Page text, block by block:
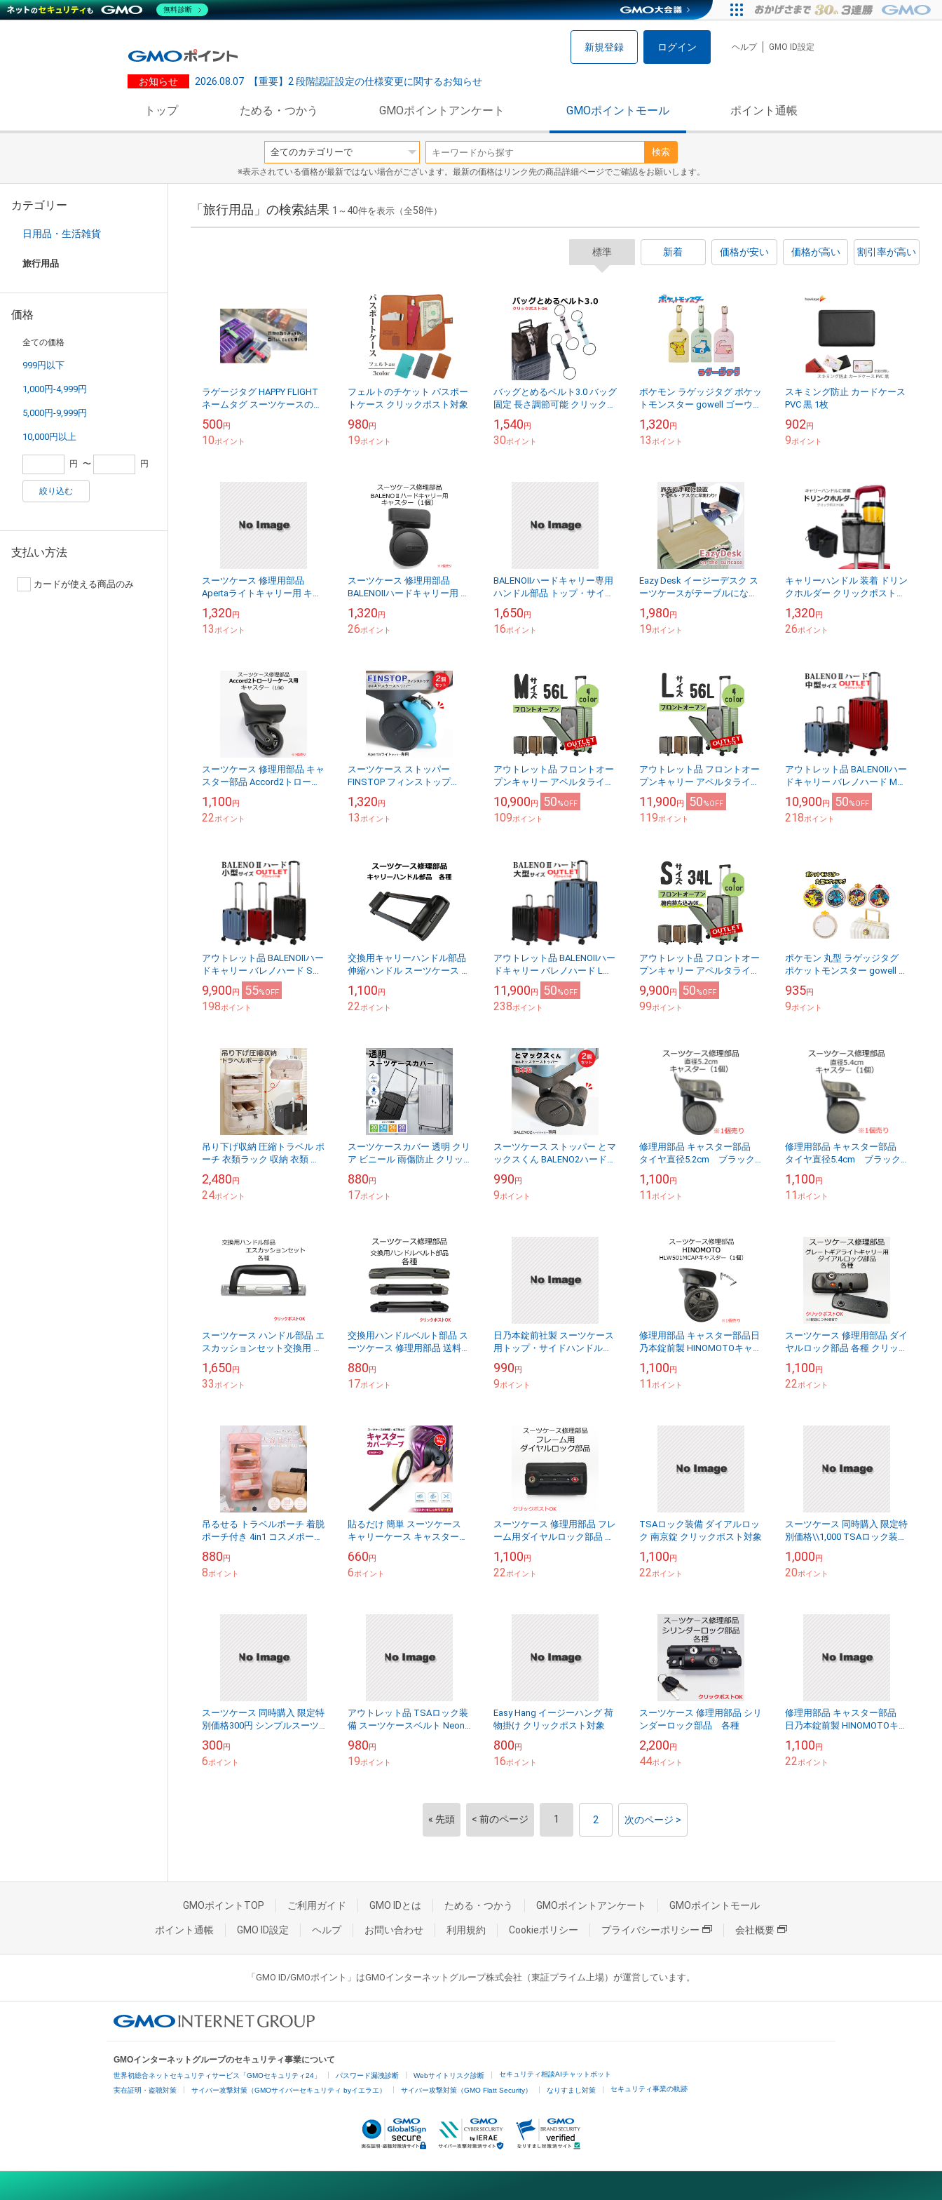
新規登録 ログイン ヘルプ GMO ID設定
お知らせ 2026.08.07 【重要】2 段階認証設定の仕様変更に関するお知らせ
トップ ためる・つかう GMOポイントアンケート GMOポイントモール ポイント通帳
検索
※表示されている価格が最新ではない場合がございます。最新の価格はリンク先の商品詳細ページでご確認をお願いします。
カテゴリー
日用品・生活雑貨
旅行用品
価格
全ての価格
999円以下
1,000円-4,999円
5,000円-9,999円
10,000円以上
円 〜 円
絞り込む
支払い方法
カードが使える商品のみ
「旅行用品」の検索結果 1 ～ 40件を表示（全58件）
標準 新着 価格が安い 価格が高い 割引率が高い
ラゲージタグ HAPPY FLIGHT
ネームタグ スーツケースの目
500円
10ポイント
フェルトのチケット パスポー
トケース クリックポスト対象
980円
19ポイント
バッグとめるベルト3.0 バッグ
固定 長さ調節可能 クリックポ
1,540円
30ポイント
ポケモン ラゲッジタグ ポケッ
トモンスター gowell ゴーウェ
ージタグ スーツケース 旅行バ
ッ...
1,320円
13ポイント
スキミング防止 カードケース
PVC 黒 1枚
902円
9ポイント
スーツケース 修理用部品
Apertaライトキャリー用 キャ
HINOMOTOキャスター
BT2MJ02 ...
1,320円
13ポイント
スーツケース 修理用部品
BALENOⅡハードキャリー用 キ
HINOMOTOキャスター
BT2MJ02...
1,320円
26ポイント
BALENOⅡハードキャリー専用
ハンドル部品 トップ・サイド
ポストOK
1,650円
16ポイント
Eazy Desk イージーデスク ス
ーツケースがテーブルになる
用テーブル ノマドワーク対応
...
1,980円
19ポイント
キャリーハンドル 装着 ドリン
クホルダー クリックポスト対
1,320円
26ポイント
スーツケース 修理用部品 キャ
スター部品 Accord2トローリ
1,100円
22ポイント
スーツケース ストッパー
FINSTOP フィンストップ
レーキストッパー 2個1セット
後付け...
1,320円
13ポイント
アウトレット品 フロントオー
プンキャリー アペルタライト
キャリーケース Apertaライト
ファスナータイプ Mサイズ 短
期旅行...
10,900円 50%OFF
109ポイント
アウトレット品 フロントオー
プンキャリー アペルタライト
キャリーケース Apertaライト
ファスナータイプ Lサイズ 長
期旅行
11,900円 50%OFF
119ポイント
アウトレット品 BALENOⅡハー
ドキャリー バレノハード Mサ
イズ ハードケース
10,900円 50%OFF
218ポイント
アウトレット品 BALENOⅡハー
ドキャリー バレノハード Sサ
イズ ハードケース
9,900円 55%OFF
198ポイント
交換用キャリーハンドル部品
伸縮ハンドル スーツケース 修
1,100円
22ポイント
アウトレット品 BALENOⅡハー
ドキャリー バレノハード Lサ
イズ ハードケース 大容量
11,900円 50%OFF
238ポイント
アウトレット品 フロントオー
プンキャリー アペルタライト
キャリーケース Apertaライト
ファスナータイプ 機内持ち込
み可能 ...
9,900円 50%OFF
99ポイント
ポケモン 丸型 ラゲッジタグ
ポケットモンスター gowell ゴ
ラゲージタグ スーツケース
旅...
935円
9ポイント
吊り下げ収納 圧縮トラベル ポ
ーチ 衣類ラック 収納 衣類 省
ナーバッグ 圧縮袋 圧縮バッグ
大容量...
2,480円
24ポイント
スーツケースカバー 透明 クリ
ア ビニール 雨傷防止 クリッ
880円
17ポイント
スーツケース ストッパー とマ
ックスくん BALENO2ハードキ
キストッパー クリックポスト
OK
990円
9ポイント
修理用部品 キャスター部品
タイヤ直径5.2cm ブラック
1,100円
11ポイント
修理用部品 キャスター部品
タイヤ直径5.4cm ブラック
1,100円
11ポイント
スーツケース ハンドル部品 エ
スカッションセット交換用 修
トOK
1,650円
33ポイント
交換用ハンドルベルト部品 ス
ーツケース 修理用部品 送料別
880円
17ポイント
日乃本錠前社製 スーツケース
用トップ・サイドハンドルベ
5400円以上で送料無料
990円
9ポイント
修理用部品 キャスター部品日
乃本錠前製 HINOMOTOキャス
1,100円
11ポイント
スーツケース 修理用部品 ダイ
ヤルロック部品 各種 クリック
1,100円
22ポイント
吊るせる トラベルポーチ 着脱
ポーチ付き 4in1 コスメポーチ
ポーチ 旅行ポーチ レディース
便...
880円
8ポイント
貼るだけ 簡単 スーツケース
キャリーケース キャスターカ
ズ防止 摩耗防止 車輪保護 騒
音軽減 ...
660円
6ポイント
スーツケース 修理用部品 フレ
ーム用ダイヤルロック部品 各
1,100円
22ポイント
TSAロック装備 ダイアルロッ
ク 南京錠 クリックポスト対象
1,100円
22ポイント
スーツケース 同時購入 限定特
別価格\\1,000 TSAロック装備
ベルト Neon-Light
1,000円
20ポイント
スーツケース 同時購入 限定特
別価格300円 シンプルスーツ
300円
6ポイント
アウトレット品 TSAロック装
備 スーツケースベルト Neon-
リックポスト対象
980円
19ポイント
Easy Hang イージーハング 荷
物掛け クリックポスト対象
800円
16ポイント
スーツケース 修理用部品 シリ
ンダーロック部品 各種
2,200円
44ポイント
修理用部品 キャスター部品
日乃本錠前製 HINOMOTOキャ
1,100円
22ポイント
« 先頭 < 前のページ 1 2 次のページ >
GMOポイントTOP ご利用ガイド GMO IDとは ためる・つかう GMOポイントアンケート GMOポイントモール
ポイント通帳 GMO ID設定 ヘルプ お問い合わせ 利用規約 Cookieポリシー プライバシーポリシー 会社概要
「GMO ID/GMOポイント」はGMOインターネットグループ株式会社（東証プライム上場）が運営しています。
GMOインターネットグループのセキュリティ事業について
世界初総合ネットセキュリティサービス「GMOセキュリティ24」 パスワード漏洩診断 Webサイトリスク診断 セキュリティ相談AIチャットボット
実在証明・盗聴対策 サイバー攻撃対策（GMOサイバーセキュリティ byイエラエ） サイバー攻撃対策（GMO Flatt Security） なりすまし対策 セキュリティ事業の軌跡
無料診断